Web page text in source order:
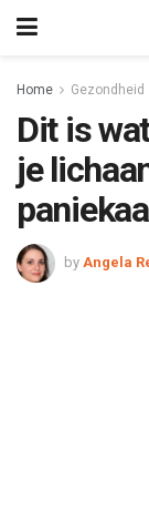
Home Gezondheid
Dit is
je
by Angela